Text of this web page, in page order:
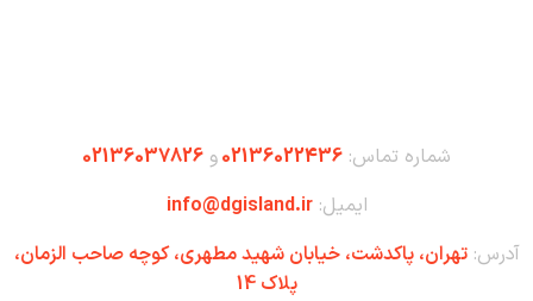
شماره تماس: 02136022436و 02136037826
ایمیل:info@dgisland.ir
آدرس:تهران،‌ پاکدشت، خیابان شهید مطهری، کوچه صاحب الزمان،
پلاک 14